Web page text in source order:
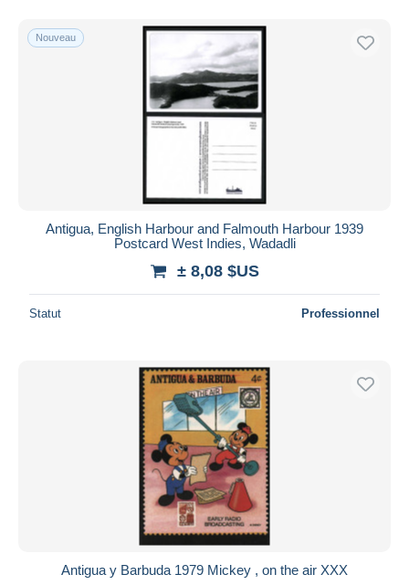
Nouveau
Antigua, English Harbour and Falmouth Harbour 1939
Postcard West Indies, Wadadli
± 8,08 $US
Statut Professionnel
Antigua y Barbuda 1979 Mickey , on the air XXX